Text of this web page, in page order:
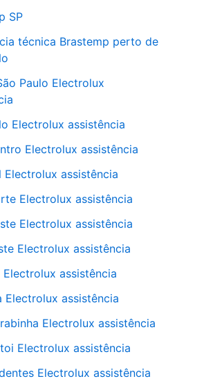
SP
técnica Brastemp perto de
Paulo Electrolux
Electrolux assistência
Electrolux assistência
Electrolux assistência
Electrolux assistência
Electrolux assistência
Electrolux assistência
assistência
Electrolux assistência
Electrolux assistência
Electrolux assistência
Electrolux assistência